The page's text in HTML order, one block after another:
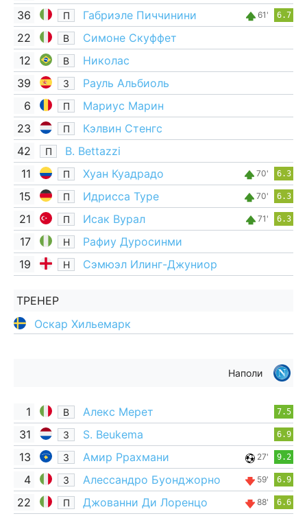
36 П Габриэле Пиччинини 61' 6.7
22 В
Симоне Скуффет
12
В
Николас
39
З
Рауль Альбиоль
6
П
Мариус Марин
23
П
Кэлвин Стенгс
42
П
B. Bettazzi
11
П Хуан Куадрадо 70' 6.3
15 П Идрисса Туре 70' 6.3
21 П Исак Вурал 71' 6.3
17 Н
Рафиу Дуросинми
19
Н Сэмюэл Илинг-Джуниор
ТРЕНЕР
Оскар Хильемарк
Наполи
1 В Алекс Мерет 7.5
31 З S. Beukema 6.9
13 З Амир Ррахмани 27' 9.2
4 З Алессандро Буонджорно 59' 6.9
22 П Джованни Ди Лоренцо 88' 6.6